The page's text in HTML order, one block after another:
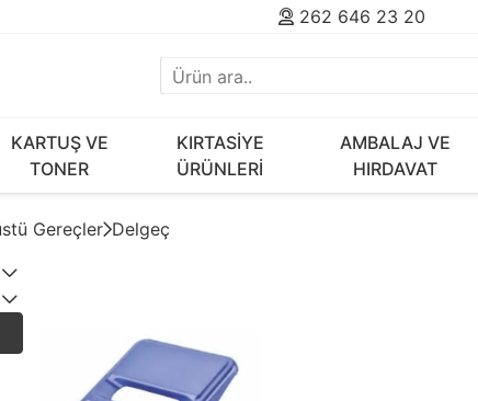
262 646 23 20
KARTUŞ VE
TONER
KIRTASİYE
ÜRÜNLERİ
AMBALAJ VE
HIRDAVAT
Gereçler Delgeç